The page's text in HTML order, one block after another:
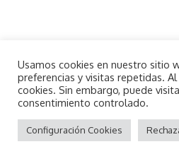
Privacy Policy andTerms of Use.
Usamos cookies en nuestro sitio
preferencias y visitas repetidas.
cookies. Sin embargo, puede
consentimiento controlado.
Configuración Cookies